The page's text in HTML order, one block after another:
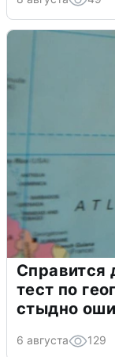
Справится
тест по
стыдно
6 августа 129